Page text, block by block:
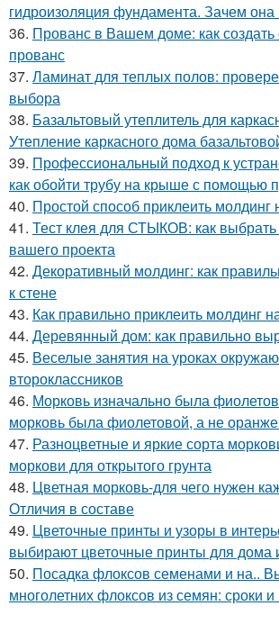
гидроизоляция фундамента. Зачем
36. Прованс в Вашем доме: как создать
прованс
37. Ламинат для теплых полов:
выбора
38. Базальтовый утеплитель для
Утепление каркасного дома
39. Профессиональный подход к
как обойти трубу на крыше с помощью
40. Простой способ приклеить молдинг
41. Тест клея для СТЫКОВ: как
вашего проекта
42. Декоративный молдинг: как
к стене
43. Как правильно приклеить молдинг
44. Деревянный дом: как правильно
45. Веселые занятия на уроках
второклассников
46. Морковь изначально была
морковь была фиолетовой, а не
47. Разноцветные и яркие сорта
моркови для открытого грунта
48. Цветная морковь-для чего нужен
Отличия в составе
49. Цветочные принты и узоры в
выбирают цветочные принты для дома
50. Посадка флоксов семенами и на..
многолетних флоксов из семян: сроки